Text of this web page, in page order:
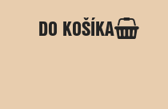
DO KOŠÍKA